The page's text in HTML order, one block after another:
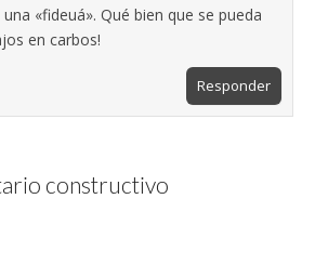
«fideuá». Qué bien que se pueda
en carbos!
Responder
constructivo